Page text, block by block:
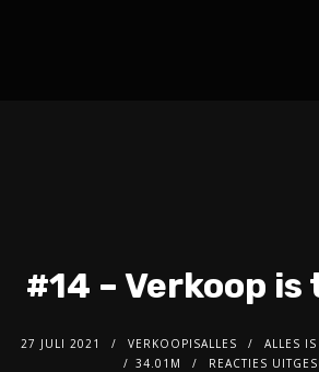
#14 – Verkoop
27 JULI 2021 VERKOOPISALLES ALLES
34.01M
REACTIES